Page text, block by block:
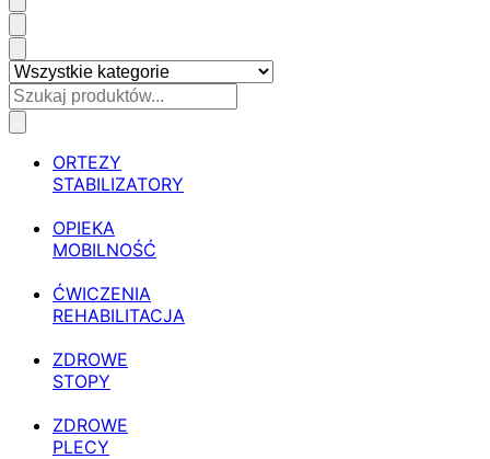
ORTEZY
STABILIZATORY
OPIEKA
MOBILNOŚĆ
ĆWICZENIA
REHABILITACJA
ZDROWE
STOPY
ZDROWE
PLECY